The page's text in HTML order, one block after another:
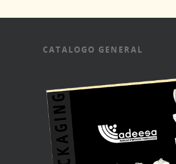
CATALOGO GENERAL